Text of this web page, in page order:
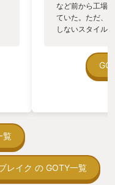
など前から工場
ていた。ただ、
しないスタイル
ていた。 ただ
在を知ってから
う。気になる。
トコンベアの配
ん！このゲーム
向けか？という
覧
レイク の GOTY一覧